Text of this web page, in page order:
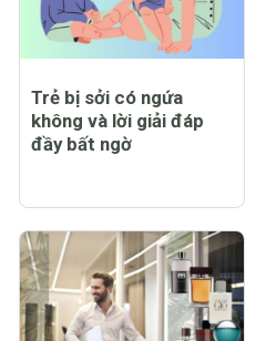
Trẻ bị sởi có ngứa
không và lời giải đáp
đầy bất ngờ